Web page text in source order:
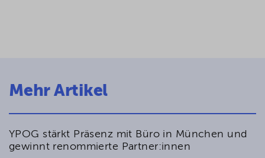
Mehr Artikel
YPOG stärkt Präsenz mit Büro in München und
gewinnt renommierte Partner:innen